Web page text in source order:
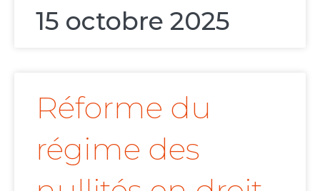
15 octobre 2025
Réforme du
régime des